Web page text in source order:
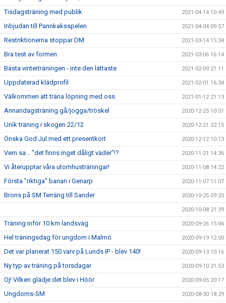
Tisdagsträning med publik 2021-04-14 10:49
Inbjudan till Pannkaksspelen 2021-04-04 09:57
Restriktionerna stoppar DM 2021-03-14 15:34
Bra test av formen 2021-03-06 16:14
Bästa vinterträningen - inte den lättaste 2021-02-09 21:11
Uppdaterad klädprofil 2021-02-01 16:34
Välkommen att träna löpning med oss 2021-01-12 21:13
Annandagsträning gå/jogga/tröskel 2020-12-25 10:51
Unik träning i skogen 22/12 2020-12-21 22:15
Önska God Jul med ett presentkort 2020-12-12 10:13
Vem sa... ”det finns inget dåligt väder”!? 2020-11-21 14:36
Vi återupptar våra utomhusträningar! 2020-11-08 14:22
Första ”riktiga” banan i Genarp 2020-11-07 11:07
Brons på SM Terräng till Sander 2020-10-25 09:20
2020-10-08 21:39
Träning inför 10 km landsväg 2020-09-26 15:06
Hel träningsdag för ungdom i Malmö 2020-09-19 12:00
Det var planerat 150 varv på Lunds IP - blev 140! 2020-09-13 10:16
Ny typ av träning på torsdagar 2020-09-10 21:53
Oj! Vilken glädje det blev i Höör 2020-09-05 20:17
Ungdoms-SM 2020-08-30 18:29